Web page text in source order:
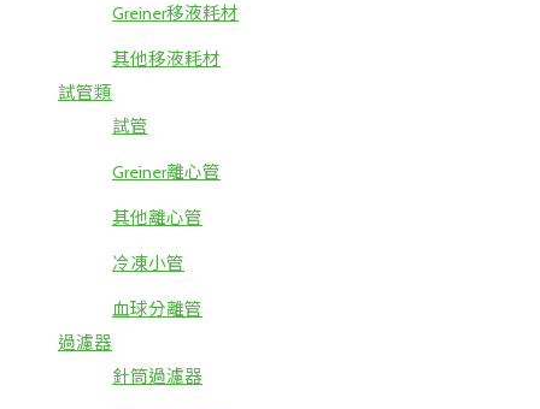
Greiner移液耗材
其他移液耗材
試管類
試管
Greiner離心管
其他離心管
冷凍小管
血球分離管
過濾器
針筒過濾器